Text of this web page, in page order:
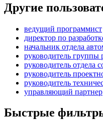
Другие
ведущий программист
директор по
начальник отдела
руководитель группы
руководитель отдела
руководитель
руководитель
управляющий партнер
Быстрые